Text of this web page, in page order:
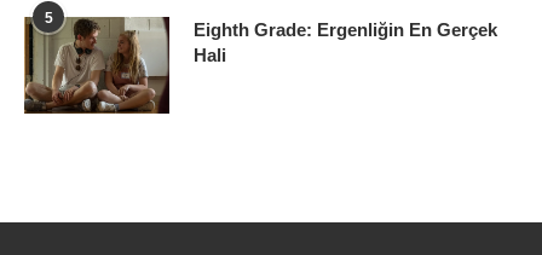
5
Eighth Grade: Ergenliğin En Gerçek
Hali